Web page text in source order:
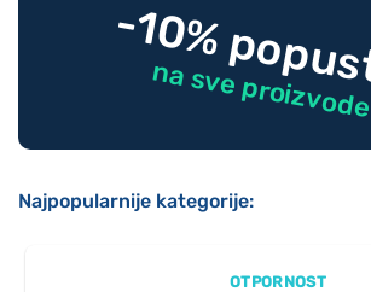
-10%
na sve proizvode
Najpopularnije kategorije:
OTPORNOST